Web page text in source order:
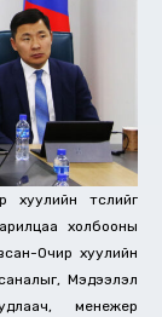
төслийг
холбооны
Очир хуулийн
Мэдээлэл
менежер